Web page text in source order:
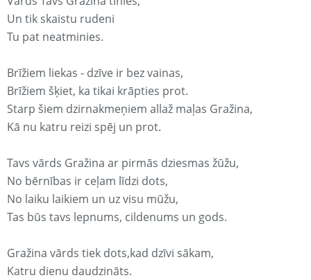
Un tik skaistu rudeni
Tu pat neatminies.
Brīžiem liekas - dzīve ir bez vainas,
Brīžiem šķiet, ka tikai krāpties prot.
Starp šiem dzirnakmeņiem allaž maļas Gražina,
Kā nu katru reizi spēj un prot.
Tavs vārds Gražina ar pirmās dziesmas žūžu,
No bērnības ir ceļam līdzi dots,
No laiku laikiem un uz visu mūžu,
Tas būs tavs lepnums, cildenums un gods.
Gražina vārds tiek dots,kad dzīvi sākam,
Katru dienu daudzināts.